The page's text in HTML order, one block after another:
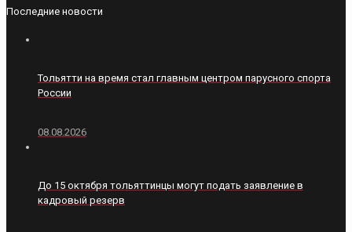
Последние новости
Тольятти на время стал главным центром парусного спорта
России
08.08.2026
До 15 октября тольяттинцы могут подать заявление в
кадровый резерв